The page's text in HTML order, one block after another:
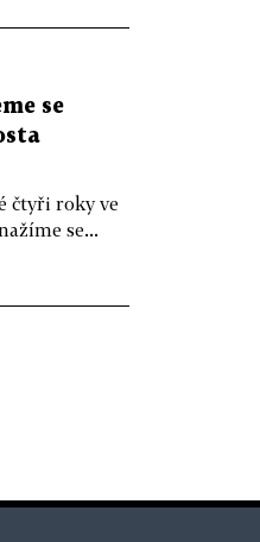
se
čtyři roky ve
se...